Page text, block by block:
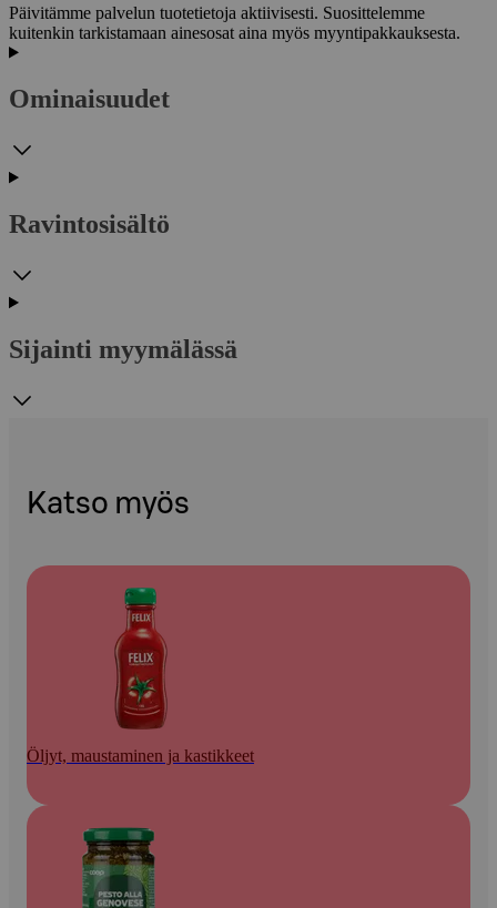
Päivitämme palvelun tuotetietoja aktiivisesti. Suosittelemme
kuitenkin tarkistamaan ainesosat aina myös myyntipakkauksesta.
Ominaisuudet
Ravintosisältö
Sijainti myymälässä
Katso myös
Öljyt, maustaminen ja kastikkeet